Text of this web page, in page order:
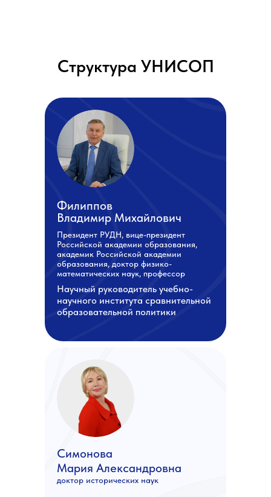
Структура УНИСОП
Филиппов
Владимир Михайлович
Симонова
Мария Александровна
Научный руководитель учебно-
научного института сравнительной
образовательной политики
Президент РУДН, вице-президент
Российской академии образования,
академик Российской академии
образования, доктор физико-
математических наук, профессор
доктор исторических наук